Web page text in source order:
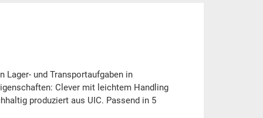
Lager- und Transportaufgaben in
Clever mit leichtem Handling
produziert aus UIC. Passend in 5